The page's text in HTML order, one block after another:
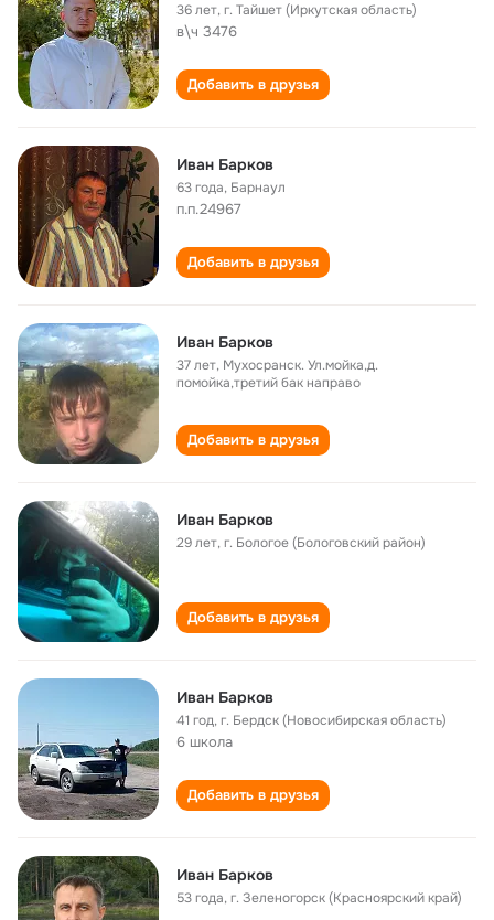
36 лет,г. Тайшет (Иркутская область)
в\ч 3476
Добавить в друзья
Иван Барков
63 года, Барнаул
п.п.24967
Добавить в друзья
Иван Барков
37 лет, Мухосранск. Ул.мойка,д.
помойка,третий бак направо
Добавить в друзья
Иван Барков
29 лет,г. Бологое (Бологовский район)
Добавить в друзья
Иван Барков
41 год,г. Бердск (Новосибирская область)
6 школа
Добавить в друзья
Иван Барков
53 года,г. Зеленогорск (Красноярский край)